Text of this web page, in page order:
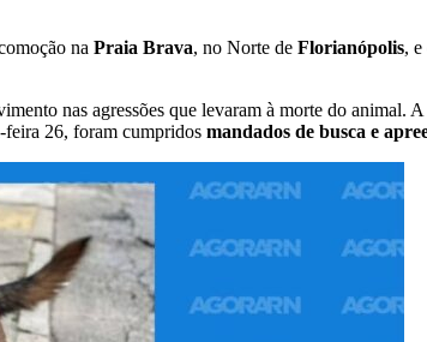
na Praia Brava, no Norte de Florianópolis,
nas agressões que levaram à morte do animal.
feira 26, foram cumpridos mandados de busca e